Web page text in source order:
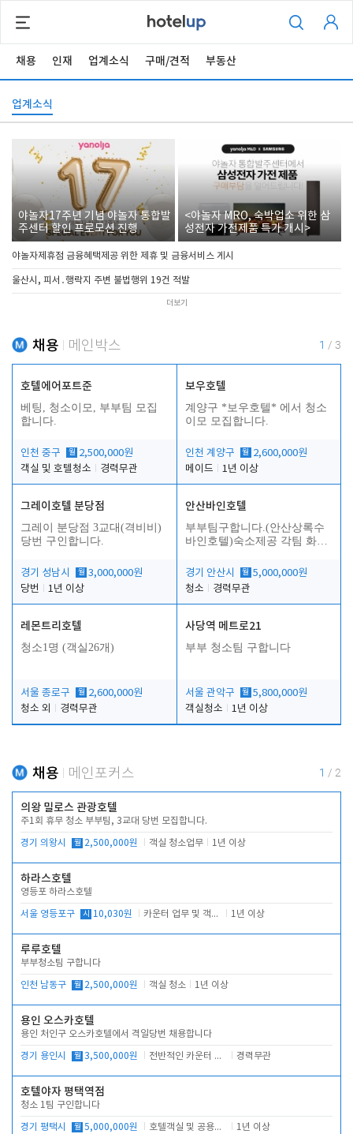
채용 인재 업계소식 구매/견적 부동산
업계소식
야놀자17주년 기념 야놀자 통합발
주센터 할인 프로모션 진행
<야놀자 MRO, 숙박업소 위한 삼
성전자 가전제품 특가 개시>
야놀자제휴점 금융혜택제공 위한 제휴 및 금융서비스 게시
울산시, 피서․행락지 주변 불법행위 19건 적발
더보기
채용 메인박스 1 / 3
호텔에어포트준
베팅, 청소이모, 부부팀 모집
합니다.
인천 중구 월 2,500,000원
객실 및 호텔청소
경력무관
보우호텔
계양구 *보우호텔* 에서 청소
이모 모집합니다.
인천 계양구 월 2,600,000원
메이드
1년 이상
그레이호텔 분당점
그레이 분당점 3교대(격비비)
당번 구인합니다.
경기 성남시 월 3,000,000원
당번
1년 이상
안산바인호텔
부부팀구합니다.(안산상록수
바인호텔)숙소제공 각팀 화장
경기 안산시
월 5,000,000원
청소
경력무관
레몬트리호텔
청소1명 (객실26개)
서울 종로구 월 2,600,000원
청소 외
경력무관
사당역 메트로21
부부 청소팀 구합니다
서울 관악구 월 5,800,000원
객실청소
1년 이상
채용 메인포커스 1 / 2
의왕 밀로스 관광호텔
주1회 휴무 청소 부부팀, 3교대 당번 모집합니다.
경기 의왕시 월 2,500,000원 객실 청소업무 1년 이상
하라스호텔
영등포 하라스호텔
서울 영등포구 시 10,030원 카운터 업무 및 객실관리(청소상태 확인, 객실판매) 1년 이상
루루호텔
부부청소팀 구합니다
인천 남동구 월 2,500,000원 객실 청소 1년 이상
용인 오스카호텔
용인 처인구 오스카호텔에서 격일당번 채용합니다
경기 용인시 월 3,500,000원 전반적인 카운터 업무 경력무관
호텔야자 평택역점
청소 1팀 구인합니다
경기 평택시 월 5,000,000원 호텔객실 및 공용시설 청소 관리 1년 이상